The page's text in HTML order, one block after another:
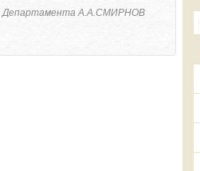
Департамента А.А.СМИРНОВ